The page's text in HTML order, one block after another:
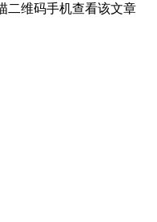
二维码手机查看该文章